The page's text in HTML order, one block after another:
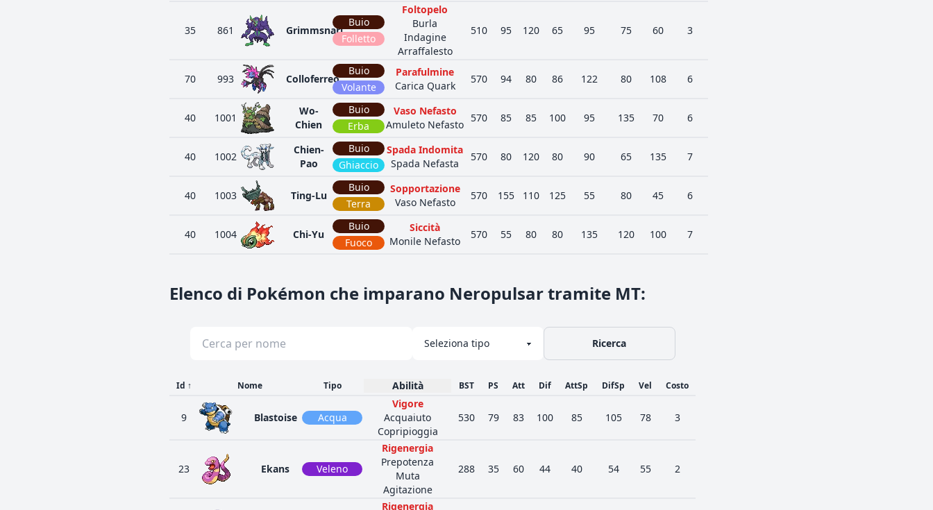
35 861 Grimmsnarl
Buio
Folletto
Foltopelo
Burla
Indagine
Arraffalesto
510 95 120 65 95 75 60 3
70 993 Colloferreo
Buio
Volante
Parafulmine
Carica Quark
570 94 80 86 122 80 108 6
40 1001
Wo-
Chien
Buio
Erba
Vaso Nefasto
Amuleto Nefasto
570 85 85 100 95 135 70 6
40 1002
Chien-
Pao
Buio
Ghiaccio
Spada Indomita
Spada Nefasta
570 80 120 80 90 65 135 7
40 1003 Ting-Lu
Buio
Terra
Sopportazione
Vaso Nefasto
570 155 110 125 55 80 45 6
40 1004 Chi-Yu
Buio
Fuoco
Siccità
Monile Nefasto
570 55 80 80 135 120 100 7
Elenco di Pokémon che imparano Neropulsar tramite MT:
Ricerca
Id ↑ Nome Tipo Abilità BST PS Att Dif AttSp DifSp Vel Costo
9 Blastoise Acqua
Vigore
Acquaiuto
Copripioggia
530 79 83 100 85 105 78 3
23 Ekans Veleno
Rigenergia
Prepotenza
Muta
Agitazione
288 35 60 44 40 54 55 2
Rigenergia